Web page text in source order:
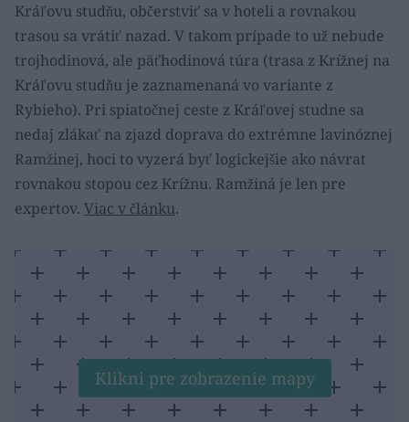
Kráľovu studňu, občerstviť sa v hoteli a rovnakou
trasou sa vrátiť nazad. V takom prípade to už nebude
trojhodinová, ale päťhodinová túra (trasa z Krížnej na
Kráľovu studňu je zaznamenaná vo variante z
Rybieho). Pri spiatočnej ceste z Kráľovej studne sa
nedaj zlákať na zjazd doprava do extrémne lavinóznej
Ramžinej, hoci to vyzerá byť logickejšie ako návrat
rovnakou stopou cez Krížnu. Ramžiná je len pre
expertov. Viac v článku.
Klikni pre zobrazenie mapy